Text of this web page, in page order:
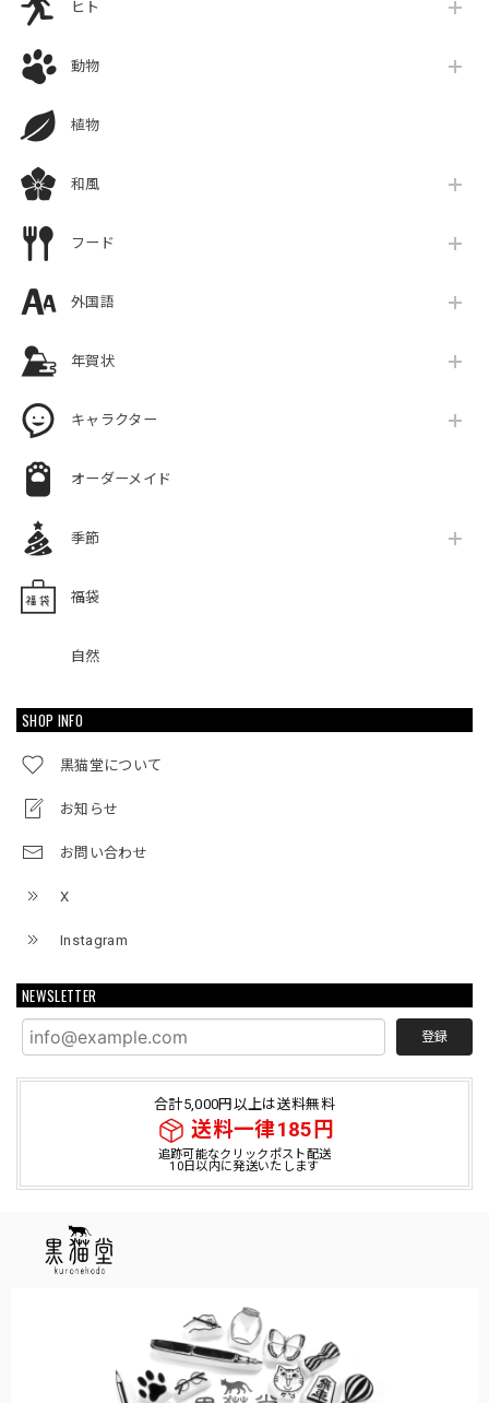
ヒト
動物
植物
和風
フード
外国語
年賀状
キャラクター
オーダーメイド
季節
福袋
自然
SHOP INFO
黒猫堂について
お知らせ
お問い合わせ
X
Instagram
NEWSLETTER
登録
合計5,000円以上は送料無料
送料一律185円
追跡可能なクリックポスト配送
10日以内に発送いたします